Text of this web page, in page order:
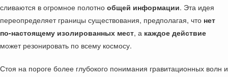
сливаются в огромное полотно общей информации. Эта идея
переопределяет границы существования, предполагая, что нет
по-настоящему изолированных мест, а каждое действие
может резонировать по всему космосу.
Стоя на пороге более глубокого понимания гравитационных волн и